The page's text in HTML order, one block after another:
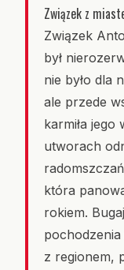
Związek z
Związek
był
nie było dla
ale przede
karmiła jego
utworach
która
rokiem.
pochodzenia
z regionem,